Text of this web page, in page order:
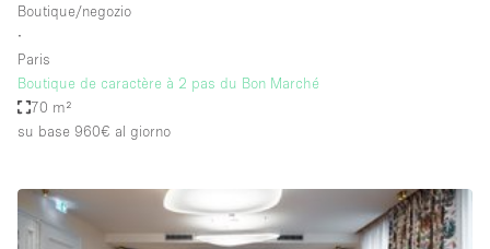
Villa / Casa
Dotazioni dello spazio
Ampia Porta d'Ingresso
Animals Friendly
Boutique/negozio
∙
Paris
Boutique de caractère à 2 pas du Bon Marché
70 m²
su base 960€ al giorno